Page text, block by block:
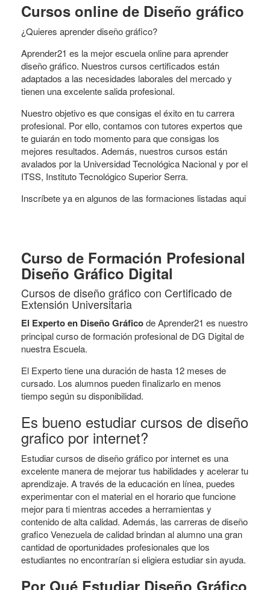
Cursos online de Diseño gráfico
¿Quieres aprender diseño gráfico?
Aprender21 es la mejor escuela online para aprender
diseño gráfico. Nuestros cursos certificados están
adaptados a las necesidades laborales del mercado y
tienen una excelente salida profesional.
Nuestro objetivo es que consigas el éxito en tu carrera
profesional. Por ello, contamos con tutores expertos que
te guiarán en todo momento para que consigas los
mejores resultados. Además, nuestros cursos están
avalados por la Universidad Tecnológica Nacional y por el
ITSS, Instituto Tecnológico Superior Serra.
Inscríbete ya en algunos de las formaciones listadas aqui
Curso de Formación Profesional
Diseño Gráfico Digital
Cursos de diseño gráfico con Certificado de
Extensión Universitaria
El Experto en Diseño Gráficode Aprender21 es nuestro
principal curso de formación profesional de DG Digital de
nuestra Escuela.
El Experto tiene una duración de hasta 12 meses de
cursado. Los alumnos pueden finalizarlo en menos
tiempo según su disponibilidad.
Es bueno estudiar cursos de diseño
grafico por internet?
Estudiar cursos de diseño gráfico por internet es una
excelente manera de mejorar tus habilidades y acelerar tu
aprendizaje. A través de la educación en línea, puedes
experimentar con el material en el horario que funcione
mejor para ti mientras accedes a herramientas y
contenido de alta calidad. Además, las carreras de diseño
grafico Venezuela de calidad brindan al alumno una gran
cantidad de oportunidades profesionales que los
estudiantes no encontrarían si eligiera estudiar sin ayuda.
Por Qué Estudiar Diseño Gráfico